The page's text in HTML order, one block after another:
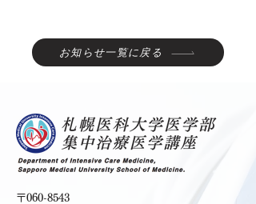
お知らせ一覧に戻る
〒060-8543